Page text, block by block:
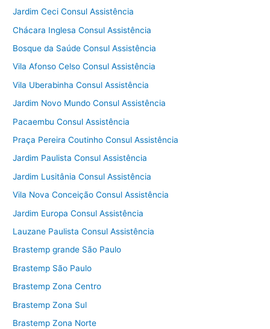
Jardim Ceci Consul Assistência
Chácara Inglesa Consul Assistência
Bosque da Saúde Consul Assistência
Vila Afonso Celso Consul Assistência
Vila Uberabinha Consul Assistência
Jardim Novo Mundo Consul Assistência
Pacaembu Consul Assistência
Praça Pereira Coutinho Consul Assistência
Jardim Paulista Consul Assistência
Jardim Lusitânia Consul Assistência
Vila Nova Conceição Consul Assistência
Jardim Europa Consul Assistência
Lauzane Paulista Consul Assistência
Brastemp grande São Paulo
Brastemp São Paulo
Brastemp Zona Centro
Brastemp Zona Sul
Brastemp Zona Norte